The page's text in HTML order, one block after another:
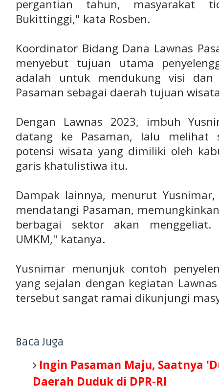
pergantian tahun, masyarakat
Bukittinggi," kata Rosben.
Koordinator Bidang Dana Lawnas
menyebut tujuan utama
adalah untuk mendukung visi
Pasaman sebagai daerah tujuan
Dengan Lawnas 2023, imbuh
datang ke Pasaman, lalu melihat
potensi wisata yang dimiliki oleh
garis khatulistiwa itu.
Dampak lainnya, menurut
mendatangi Pasaman,
berbagai sektor akan
UMKM," katanya.
Yusnimar menunjuk contoh
yang sejalan dengan kegiatan
tersebut sangat ramai dikunjungi
Baca Juga
Ingin Pasaman Maju, Saatnya
Daerah Duduk di DPR-RI